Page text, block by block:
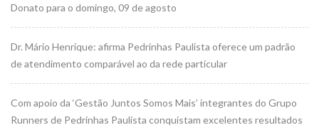
Donato para o domingo, 09 de agosto
Dr. Mário Henrique: afirma Pedrinhas Paulista oferece um padrão
de atendimento comparável ao da rede particular
Com apoio da ‘Gestão Juntos Somos Mais’ integrantes do Grupo
Runners de Pedrinhas Paulista conquistam excelentes resultados